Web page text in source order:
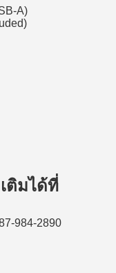
A)
ติมได้ที่
984-2890